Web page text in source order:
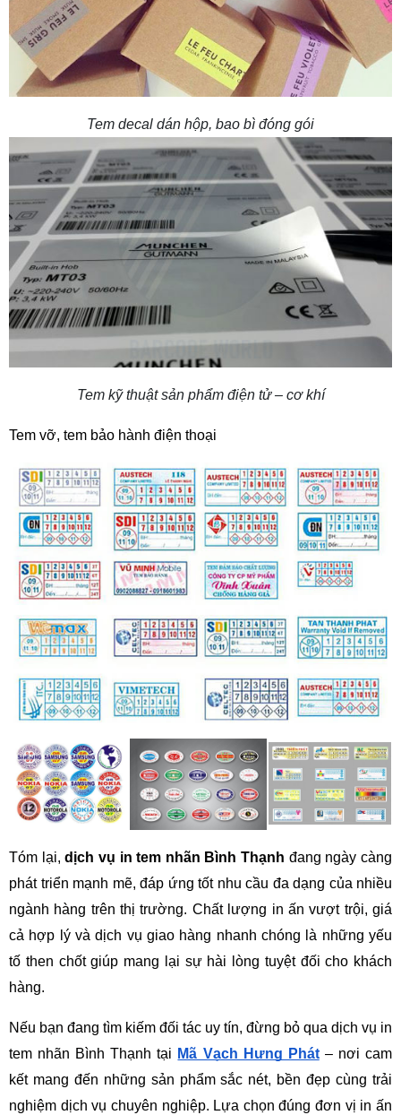
Tem decal dán hộp, bao bì đóng gói
Tem kỹ thuật sản phẩm điện tử – cơ khí
Tem vỡ, tem bảo hành điện thoại
Tóm lại, dịch vụ in tem nhãn Bình Thạnh đang ngày càng
phát triển mạnh mẽ, đáp ứng tốt nhu cầu đa dạng của nhiều
ngành hàng trên thị trường. Chất lượng in ấn vượt trội, giá
cả hợp lý và dịch vụ giao hàng nhanh chóng là những yếu
tố then chốt giúp mang lại sự hài lòng tuyệt đối cho khách
hàng.
Nếu bạn đang tìm kiếm đối tác uy tín, đừng bỏ qua dịch vụ in
tem nhãn Bình Thạnh tại Mã Vạch Hưng Phát – nơi cam
kết mang đến những sản phẩm sắc nét, bền đẹp cùng trải
nghiệm dịch vụ chuyên nghiệp. Lựa chọn đúng đơn vị in ấn